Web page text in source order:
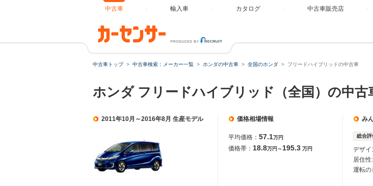
中古車 輸入車 カタログ 中古車販売店
中古車トップ 中古車検索：メーカー一覧 ホンダの中古車 全国のホンダ フリードハイブリッドの中古車
ホンダ フリードハイブリッド（全国）の中古
2011年10月～2016年8月 生産モデル 価格相場情報
平均価格： 57.1万円
価格帯： 18.8万円～195.3 万円
み
総合評
デザイ
居住性:
運転の